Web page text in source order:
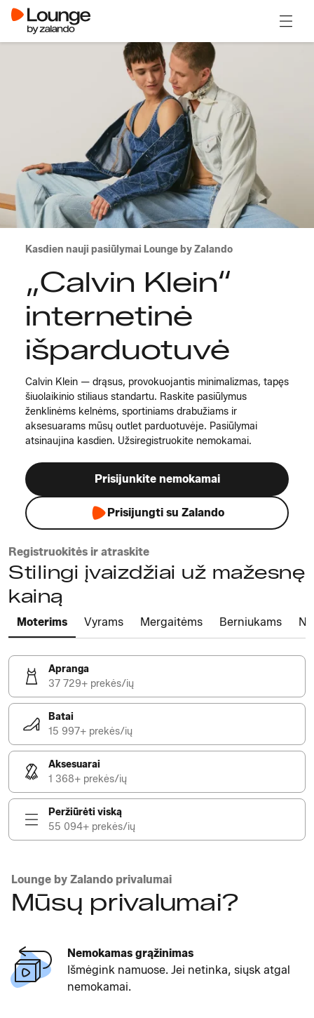
Kasdien nauji pasiūlymai Lounge by Zalando
„Calvin Klein“
internetinė
išparduotuvė
Calvin Klein — drąsus, provokuojantis minimalizmas, tapęs
šiuolaikinio stiliaus standartu. Raskite pasiūlymus
ženklinėms kelnėms, sportiniams drabužiams ir
aksesuarams mūsų outlet parduotuvėje. Pasiūlymai
atsinaujina kasdien. Užsiregistruokite nemokamai.
Prisijunkite nemokamai
Prisijungti su Zalando
Registruokitės ir atraskite
Stilingi įvaizdžiai už mažesnę
kainą
Moterims Vyrams Mergaitėms Berniukams
Apranga
37 729+ prekės/ių
Batai
15 997+ prekės/ių
Aksesuarai
1 368+ prekės/ių
Peržiūrėti viską
55 094+ prekės/ių
Lounge by Zalando privalumai
Mūsų privalumai?
Nemokamas grąžinimas
Išmėgink namuose. Jei netinka, siųsk atgal
nemokamai.